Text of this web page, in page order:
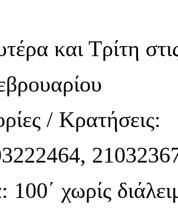
και Τρίτη
/ Κρατήσεις:
100΄ χωρίς